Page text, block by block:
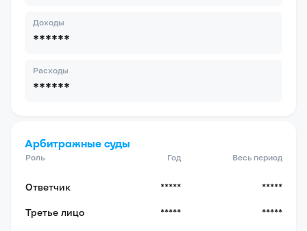
Доходы
******
Расходы
******
Арбитражные суды
Роль Год Весь период
Ответчик ***** *****
Третье лицо ***** *****